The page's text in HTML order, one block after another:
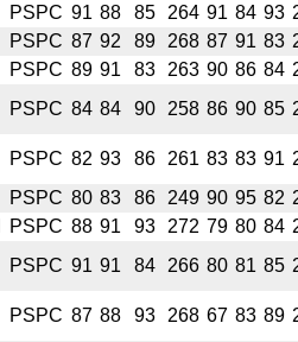
PSPC 91 88 85 264 91 84 93
PSPC 87 92 89 268 87 91 83
PSPC 89 91 83 263 90 86 84
PSPC 84 84 90 258 86 90 85
PSPC 82 93 86 261 83 83 91
PSPC 80 83 86 249 90 95 82
PSPC 88 91 93 272 79 80 84
PSPC 91 91 84 266 80 81 85
PSPC 87 88 93 268 67 83 89